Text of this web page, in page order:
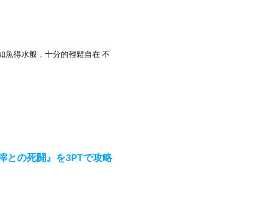
魚得水般，十分的輕鬆自在 不
との死闘』を3PTで攻略